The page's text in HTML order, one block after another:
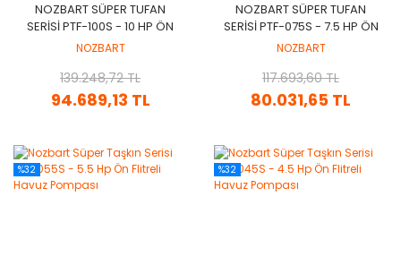
NOZBART SÜPER TUFAN
SERISI PTF-100S - 10 HP ÖN
FILTRELI HAVUZ POMPASI
NOZBART
94.689,13 TL
139.248,72 TL
NOZBART SÜPER TUFAN
SERISI PTF-075S - 7.5 HP ÖN
FILTRELI HAVUZ POMPASI
NOZBART
80.031,65 TL
117.693,60 TL
%32 %32